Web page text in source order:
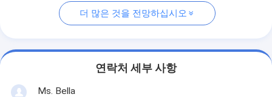
더 많은 것을 전망하십시오
연락처 세부 사항
Ms. Bella